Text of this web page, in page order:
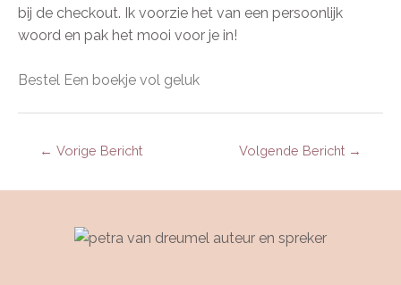
bij de checkout. Ik voorzie het van een persoonlijk
woord en pak het mooi voor je in!
Bestel Een boekje vol geluk
← Vorige Bericht Volgende Bericht →